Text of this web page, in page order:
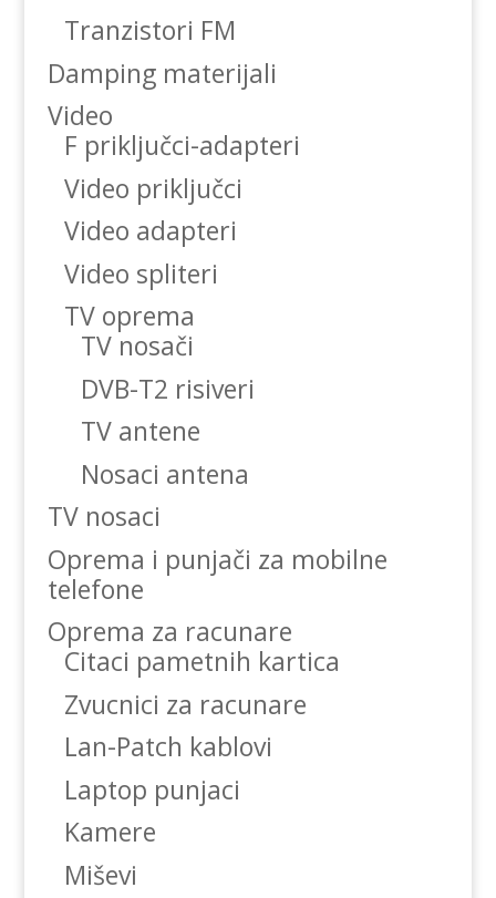
Tranzistori FM
Damping materijali
Video
F priključci-adapteri
Video priključci
Video adapteri
Video spliteri
TV oprema
TV nosači
DVB-T2 risiveri
TV antene
Nosaci antena
TV nosaci
Oprema i punjači za mobilne
telefone
Oprema za racunare
Citaci pametnih kartica
Zvucnici za racunare
Lan-Patch kablovi
Laptop punjaci
Kamere
Miševi